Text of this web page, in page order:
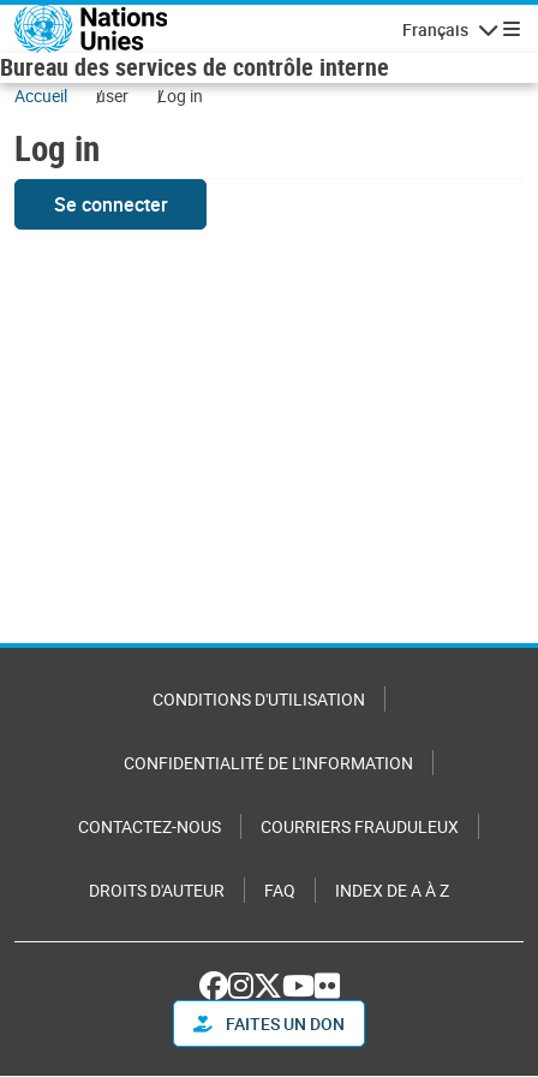
Skip to main content
Français
Bureau des services de contrôle interne
Accueil user Log in
Log in
Se connecter
CONDITIONS D'UTILISATION
CONFIDENTIALITÉ DE L'INFORMATION
CONTACTEZ-NOUS COURRIERS FRAUDULEUX
DROITS D'AUTEUR FAQ INDEX DE A À Z
FAITES UN DON